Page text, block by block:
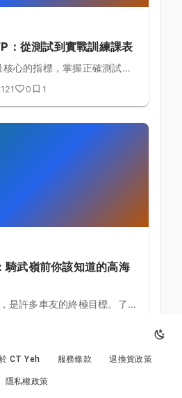
：從測試到實戰訓練課表
心的指標，掌握正確測試方
破瓶頸
0 1
騎武嶺前你該知道的高海
是許多車友的終極目標。了解
CT Yeh 服務條款 退換貨政策
隱私權政策